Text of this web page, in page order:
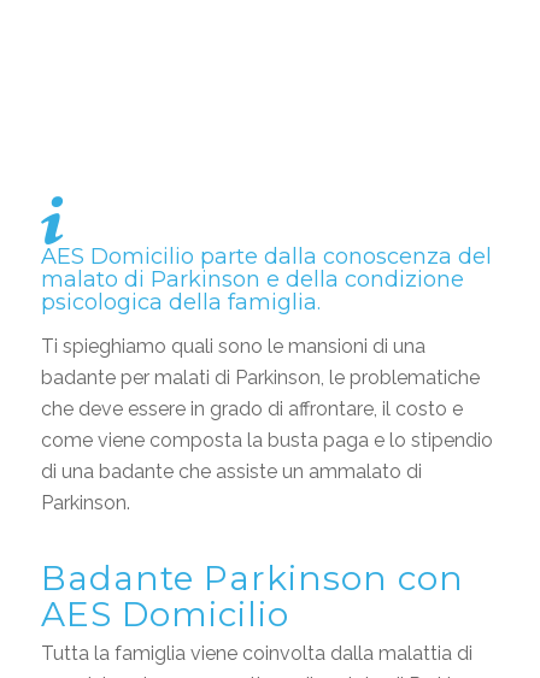
AES Domicilio parte dalla conoscenza del
malato di Parkinson e della condizione
psicologica della famiglia.
Ti spieghiamo quali sono le mansioni di una
badante per malati di Parkinson, le problematiche
che deve essere in grado di affrontare, il costo e
come viene composta la busta paga e lo stipendio
di una badante che assiste un ammalato di
Parkinson.
Badante Parkinson con
AES Domicilio
Tutta la famiglia viene coinvolta dalla malattia di